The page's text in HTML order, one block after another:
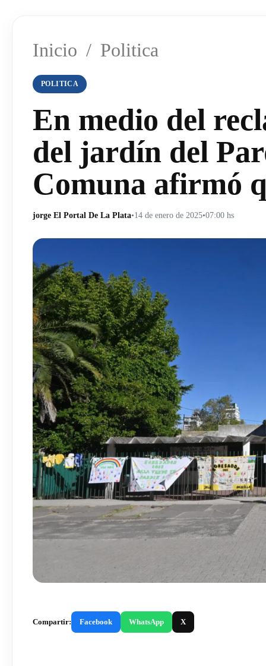
Inicio / Politica
POLITICA
En medio del
del jardín del
Comuna afirmó
jorge El Portal De La Plata•14 de enero de 2025•07:00 hs
Compartir: Facebook WhatsApp X